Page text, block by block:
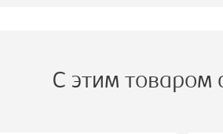
С этим товаром